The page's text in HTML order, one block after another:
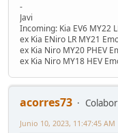
-
Javi
Incoming: Kia EV6 MY22
ex Kia ENiro LR MY21
ex Kia Niro MY20 PHEV
ex Kia Niro MY18 HEV
acorres73
Junio 10, 2023, 11:47:45 AM